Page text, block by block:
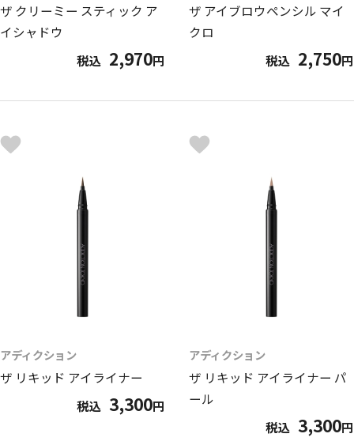
ザ クリーミー スティック ア
イシャドウ
税込 2,970円
ザ アイブロウペンシル マイ
クロ
税込 2,750円
アディクション
ザ リキッド アイライナー
税込 3,300円
アディクション
ザ リキッド アイライナー パ
ール
税込 3,300円